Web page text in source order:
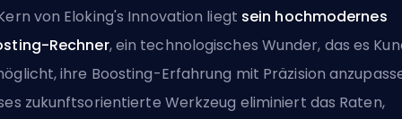
von Eloking's Innovation liegt sein hochmodernes
Rechner, ein technologisches Wunder, das es
ihre Boosting-Erfahrung mit Präzision
zukunftsorientierte Werkzeug eliminiert das Raten,